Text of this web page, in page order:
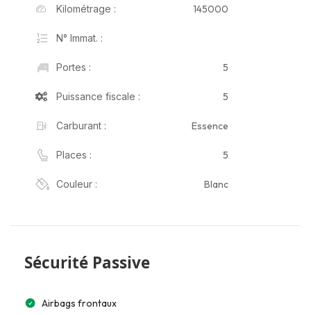
Kilométrage : 145000
N° Immat. :
Portes : 5
Puissance fiscale : 5
Carburant : Essence
Places : 5
Couleur : Blanc
Sécurité Passive
Airbags frontaux